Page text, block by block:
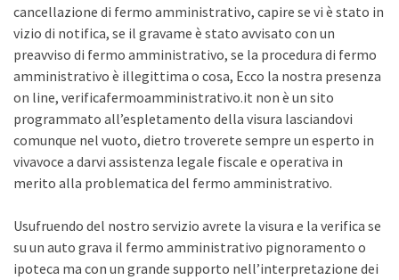
cancellazione di fermo amministrativo, capire se vi è stato in
vizio di notifica, se il gravame è stato avvisato con un
preavviso di fermo amministrativo, se la procedura di fermo
amministrativo è illegittima o cosa, Ecco la nostra presenza
on line, verificafermoamministrativo.it non è un sito
programmato all’espletamento della visura lasciandovi
comunque nel vuoto, dietro troverete sempre un esperto in
vivavoce a darvi assistenza legale fiscale e operativa in
merito alla problematica del fermo amministrativo.
Usufruendo del nostro servizio avrete la visura e la verifica se
su un auto grava il fermo amministrativo pignoramento o
ipoteca ma con un grande supporto nell’interpretazione dei